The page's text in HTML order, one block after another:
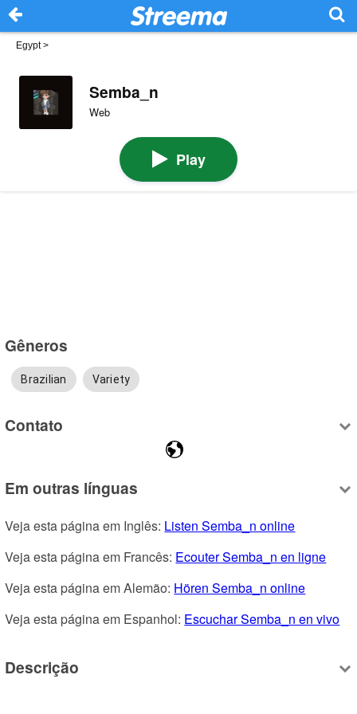
Egypt>
Semba_n
Web
Play
Gêneros
Brazilian Variety
Contato
Em outras línguas
Veja esta página em Inglês: Listen Semba_n online
Veja esta página em Francês: Ecouter Semba_n en ligne
Veja esta página em Alemão: Hören Semba_n online
Veja esta página em Espanhol: Escuchar Semba_n en vivo
Descrição